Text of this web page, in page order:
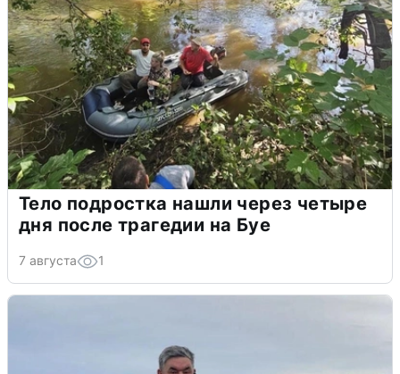
Тело подростка нашли через четыре
дня после трагедии на Буе
7 августа 1